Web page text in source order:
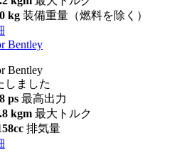
kg 装備重量（燃料を除く）
Bentley
Bentley
しました
ps 最高出力
kgm 最大トルク
排気量